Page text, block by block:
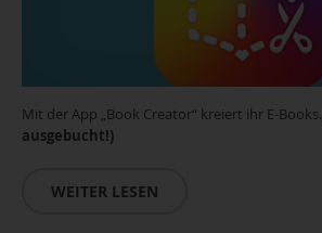
Mit der App „Book Creator“ kreiert ihr E-Books.
ausgebucht!)
WEITER LESEN